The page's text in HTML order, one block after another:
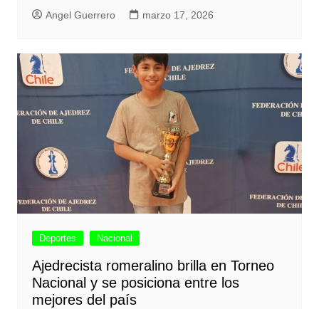
Angel Guerrero marzo 17, 2026
Deportes Nacional
Ajedrecista romeralino brilla en Torneo
Nacional y se posiciona entre los
mejores del país